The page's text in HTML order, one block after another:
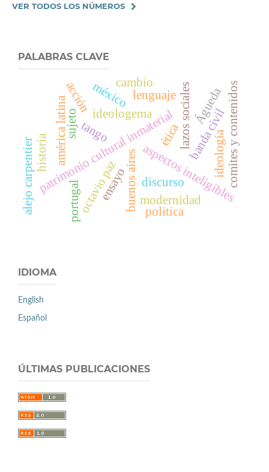
VER TODOS LOS NÚMEROS
PALABRAS CLAVE
patrimonio cultural inmaterial
tango
aspectos inteligibles
buenos aires
lazos sociales
modernidad
sujeto
lenguaje
discurso
américa latina ideologema
ensayo
alejo carpentier octavio paz
banda civil
Águeda
portugal
comites y contenidos
méxico
historia
politica
acción cambio
ética ideología
IDIOMA
English
Español
ÚLTIMAS PUBLICACIONES